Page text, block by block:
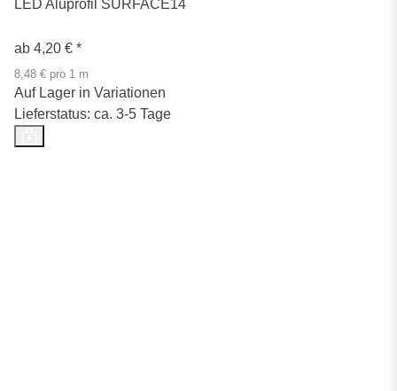
LED Aluprofil SURFACE14
ab 4,20 € *
8,48 € pro 1 m
Auf Lager in Variationen
Lieferstatus: ca. 3-5 Tage